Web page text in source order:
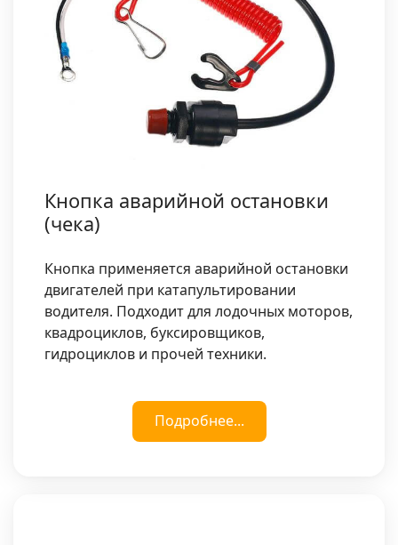
Кнопка аварийной остановки
(чека)
Кнопка применяется аварийной остановки
двигателей при катапультировании
водителя. Подходит для лодочных моторов,
квадроциклов, буксировщиков,
гидроциклов и прочей техники.
Подробнее...